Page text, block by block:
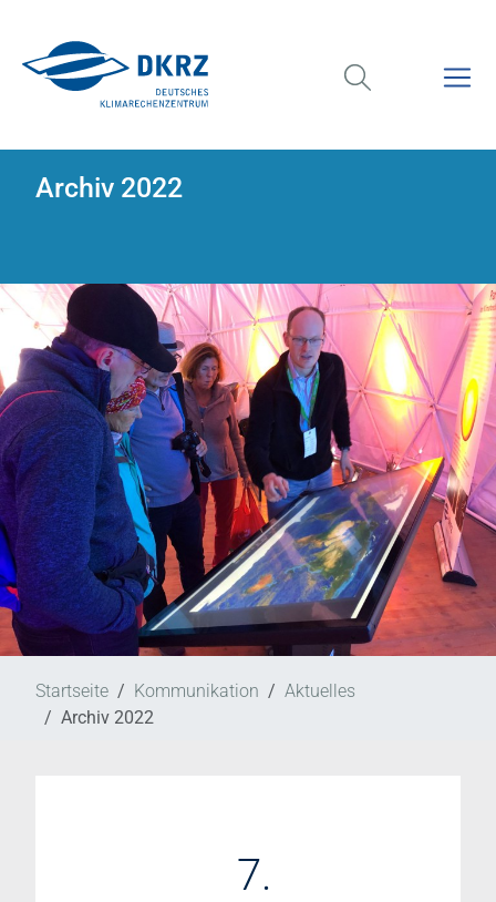
Archiv 2022
Startseite Kommunikation
Aktuelles
Archiv 2022
7.